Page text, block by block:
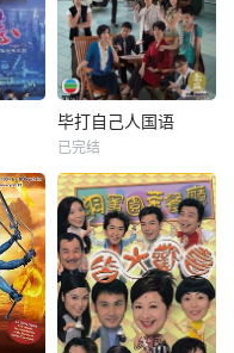
毕打自己人国语
已完结